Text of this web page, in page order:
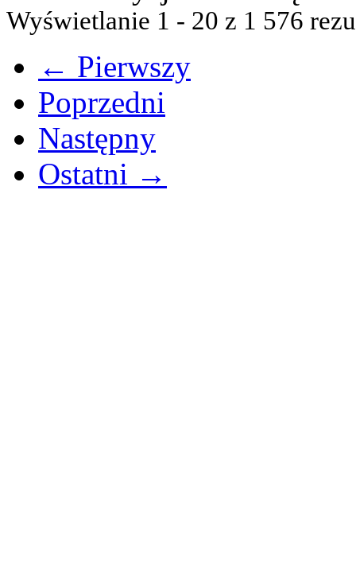
Wyświetlanie 1 - 20 z 1 576
← Pierwszy
Poprzedni
Następny
Ostatni →